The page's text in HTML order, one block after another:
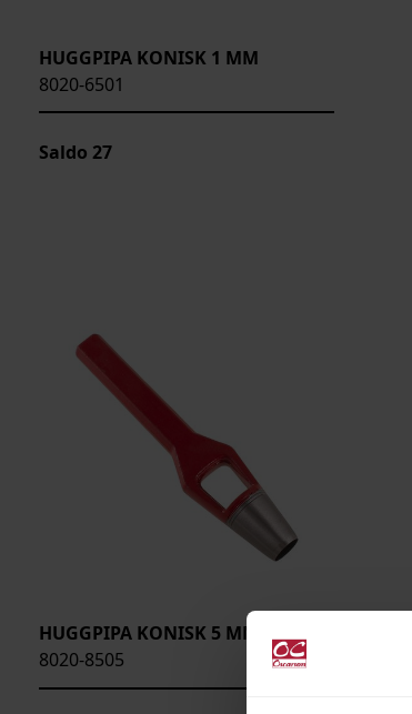
HUGGPIPA KONISK 1 MM
8020-6501
Saldo 27
HUGGPIPA KONISK 5 MM
8020-8505